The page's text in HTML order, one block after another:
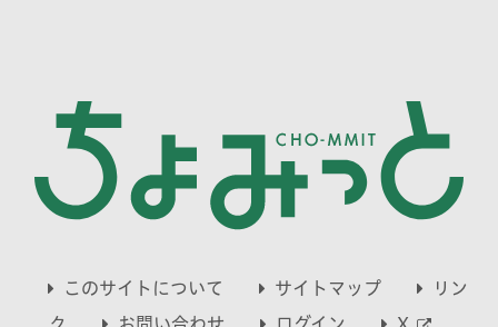
このサイトについて サイトマップ
リン
別